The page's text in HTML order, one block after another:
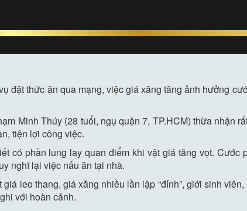
đặt thức ăn qua mạng, việc giá xăng tăng ảnh hưởng
Minh Thúy (28 tuổi, ngụ quận 7, TP.HCM) thừa nhận
tiện lợi công việc.
có phần lung lay quan điểm khi vật giá tăng vọt.
nghĩ lại việc nấu ăn tại nhà.
leo thang, giá xăng nhiều lần lập “đỉnh”, giới sinh
với hoàn cảnh.